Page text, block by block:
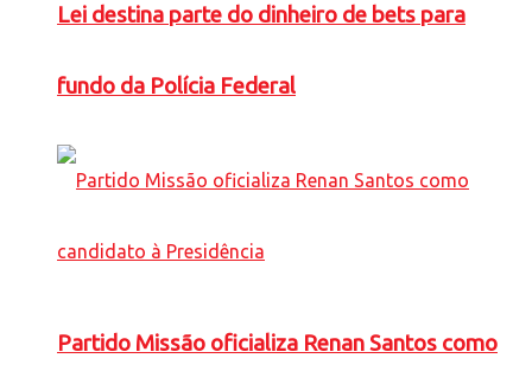
Lei destina parte do dinheiro de bets para
fundo da Polícia Federal
Partido Missão oficializa Renan Santos como